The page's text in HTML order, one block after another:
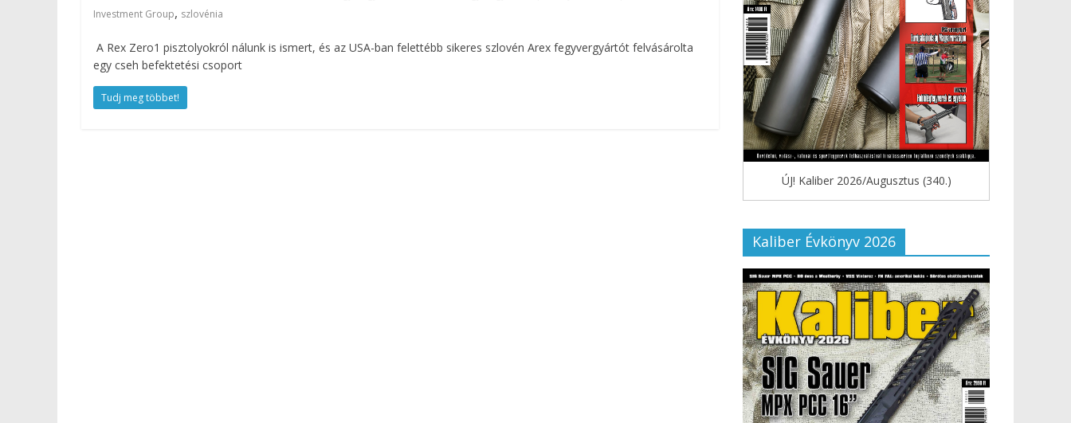
Investment Group, szlovénia
A Rex Zero1 pisztolyokról nálunk is ismert, és az USA-ban felettébb sikeres szlovén Arex fegyvergyártót felvásárolta
egy cseh befektetési csoport
Tudj meg többet!
ÚJ! Kaliber 2026/Augusztus (340.)
Kaliber Évkönyv 2026